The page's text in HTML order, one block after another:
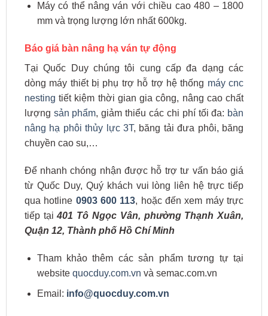
Máy có thể nâng ván với chiều cao 480 – 1800
mm và trọng lượng lớn nhất 600kg.
Báo giá bàn nâng hạ ván tự động
Tại Quốc Duy chúng tôi cung cấp đa dạng các
dòng máy thiết bị phụ trợ hỗ trợ hệ thống máy cnc
nesting tiết kiệm thời gian gia công, nâng cao chất
lượng sản phẩm, giảm thiểu các chi phí tối đa: bàn
nâng hạ phôi thủy lực 3T, băng tải đưa phôi, băng
chuyền cao su,…
Để nhanh chóng nhận được hỗ trợ tư vấn báo giá
từ Quốc Duy, Quý khách vui lòng liên hệ trực tiếp
qua hotline 0903 600 113, hoặc đến xem máy trực
tiếp tại401 Tô Ngọc Vân, phường Thạnh Xuân,
Quận 12, Thành phố Hồ Chí Minh
Tham khảo thêm các sản phẩm tương tự tại
website quocduy.com.vn và semac.com.vn
Email: info@quocduy.com.vn